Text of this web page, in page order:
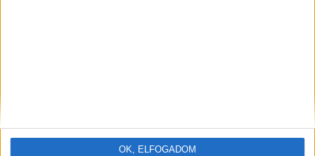
OK, ELFOGADOM